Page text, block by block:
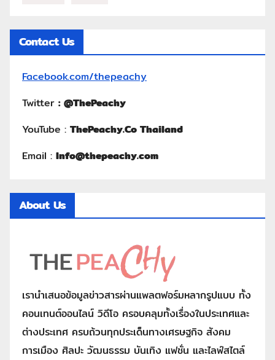
Contact Us
Facebook.com/thepeachy
Twitter : @ThePeachy
YouTube : ThePeachy.Co Thailand
Email : Info@thepeachy.com
About Us
เรานำเสนอข้อมูลข่าวสารผ่านแพลตฟอร์มหลากรูปแบบ ทั้ง
คอนเทนต์ออนไลน์ วิดีโอ ครอบคลุมทั้งเรื่องในประเทศและ
ต่างประเทศ ครบถ้วนทุกประเด็นทางเศรษฐกิจ สังคม
การเมือง ศิลปะ วัฒนธรรม บันเทิง แฟชั่น และไลฟ์สไตล์